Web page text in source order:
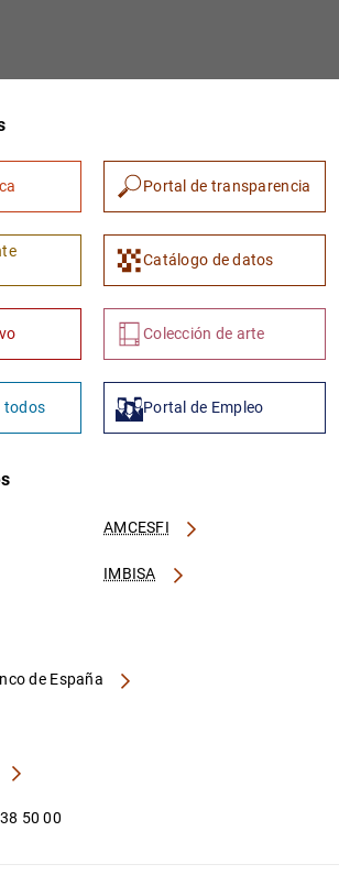
1 2
Portal de transparencia
Catálogo de datos
Colección de arte
todos Portal de Empleo
AMCESFI
IMBISA
de España
50 00